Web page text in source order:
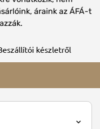
áraink az ÁFÁ-t
készletről